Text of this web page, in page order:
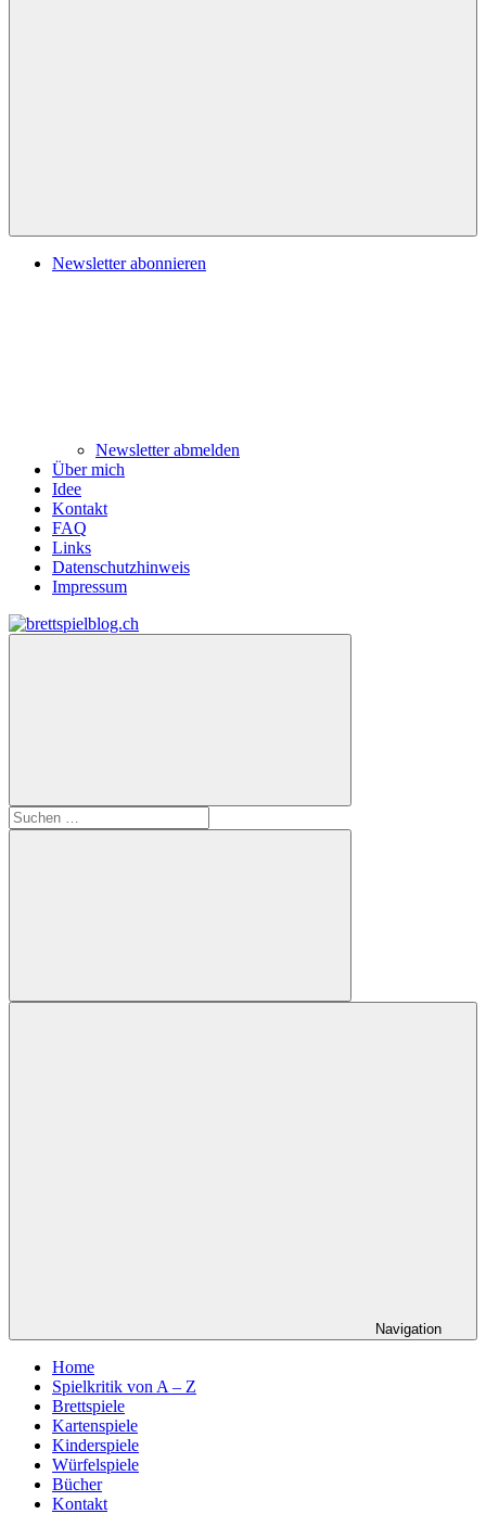
Newsletter abonnieren
Newsletter abmelden
Über mich
Idee
Kontakt
FAQ
Links
Datenschutzhinweis
Impressum
Zum
Inhalt
Suchen
nach:
Suchen
Navigation
Home
Spielkritik von A – Z
Brettspiele
Kartenspiele
Kinderspiele
Würfelspiele
Bücher
Kontakt